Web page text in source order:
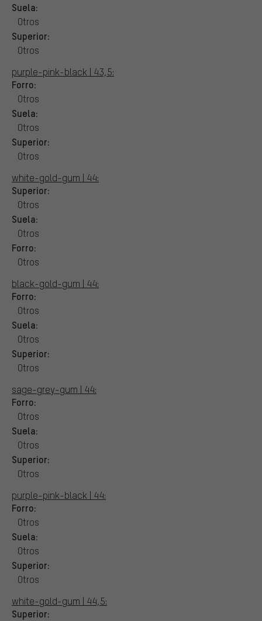
Suela:
Otros
Superior:
Otros
purple-pink-black | 43,5:
Forro:
Otros
Suela:
Otros
Superior:
Otros
white-gold-gum | 44:
Superior:
Otros
Suela:
Otros
Forro:
Otros
black-gold-gum | 44:
Forro:
Otros
Suela:
Otros
Superior:
Otros
sage-grey-gum | 44:
Forro:
Otros
Suela:
Otros
Superior:
Otros
purple-pink-black | 44:
Forro:
Otros
Suela:
Otros
Superior:
Otros
white-gold-gum | 44,5:
Superior: